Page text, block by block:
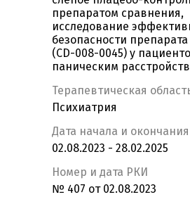
препаратом сравнения,
исследование
безопасности
(CD-008-0045) у
паническим
Терапевтическая
Психиатрия
Дата начала и
02.08.2023 - 28.02.2025
Номер и дата РКИ
№ 407 от 02.08.2023